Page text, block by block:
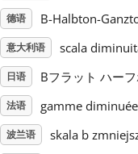
Svenska
德语 B-Halbton-
意大利语 scala
日语 Bフラット ハー
法语 gamme
波兰语 skala b